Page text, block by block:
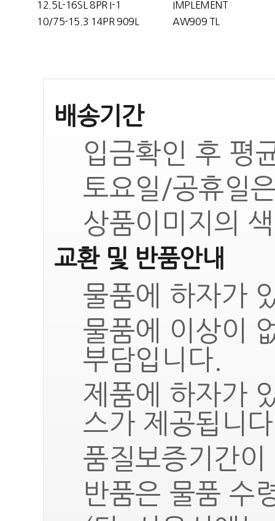
12.5L-16SL 8PR I-1
IMPLEMENT
10/75-15.3 14PR 909L
AW909 TL
배송기간
입금확인 후 평
토요일/공휴일
상품이미지의
교환 및 반품안내
물품에 하자가
물품에 이상이
부담입니다.
제품에 하자가
스가 제공됩니
품질보증기간
반품은 물품 수